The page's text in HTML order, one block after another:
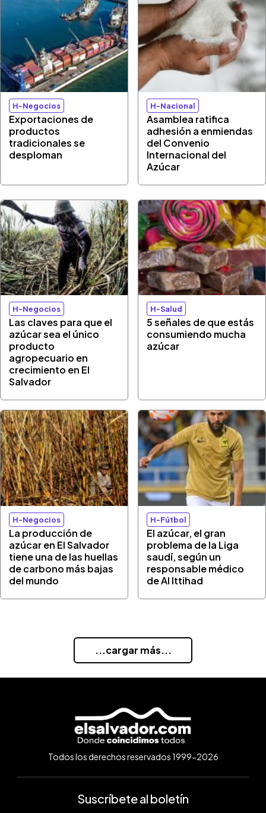
H-Negocios
Exportaciones de
productos
tradicionales se
desploman
H-Nacional
Asamblea ratifica
adhesión a enmiendas
del Convenio
Internacional del
Azúcar
H-Negocios
Las claves para que el
azúcar sea el único
producto
agropecuario en
crecimiento en El
Salvador
H-Salud
5 señales de que estás
consumiendo mucha
azúcar
H-Negocios
La producción de
azúcar en El Salvador
tiene una de las huellas
de carbono más bajas
del mundo
H-Fútbol
El azúcar, el gran
problema de la Liga
saudí, según un
responsable médico
de Al Ittihad
...cargar más...
Todos los derechos reservados 1999-2026
Suscríbete al boletín